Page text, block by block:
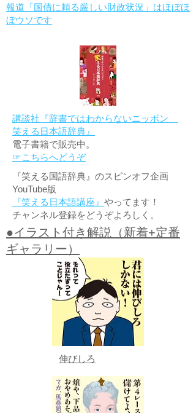
報道「国債に頼る厳しい財政状況」はほぼほ
ぼウソです
講談社『辞書ではわからないニッポン
笑える日本語辞典』
電子書籍で販売中。
☞こちらへどうぞ
『笑える国語辞典』のスピンオフ企画
YouTube版
『笑える日本語講座』 やってます！
チャンネル登録をどうぞよろしく。
●イラスト付き解説（新着+定番
ギャラリー）
伸びしろ